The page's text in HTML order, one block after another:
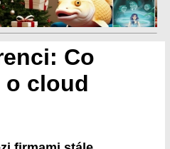
Co
o cloud